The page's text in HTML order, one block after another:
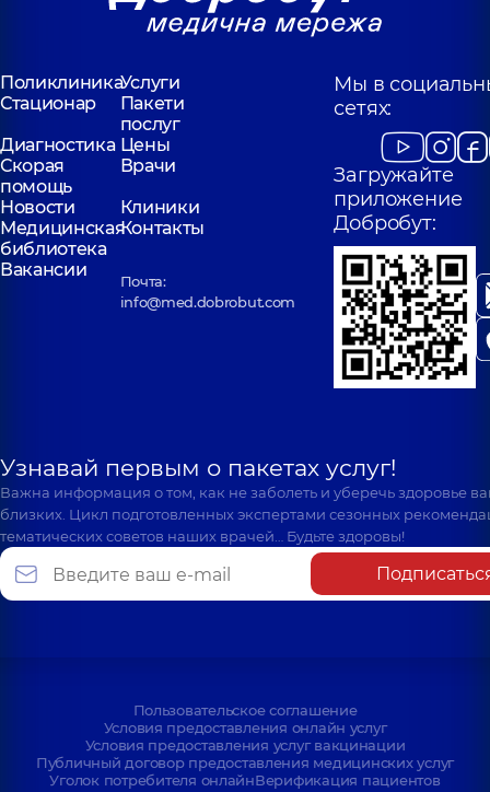
ПоликлиникаУслуги
Стационар
Пакети
послуг
Диагностика Цены
Скорая
помощь
Врачи
Новости
Клиники
Медицинская
библиотека
Контакты
Вакансии
Почта:
info@med.dobrobut.com
Мы в
сетях:
Загружайте
приложение
Добробут:
Узнавай первым о пакетах услуг!
Важна информация о том, как не заболеть и уберечь здоровье
близких. Цикл подготовленных экспертами сезонных
тематических советов наших врачей… Будьте здоровы!
Пользовательское соглашение
Условия предоставления онлайн услуг
Условия предоставления услуг вакцинации
Публичный договор предоставления медицинских услуг
Уголок потребителя онлайнВерификация пациентов